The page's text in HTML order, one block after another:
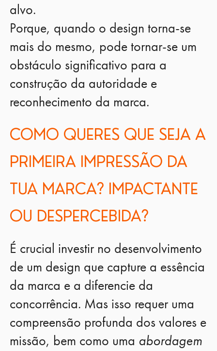
alvo.
Porque, quando o design torna-se
mais do mesmo, pode tornar-se um
obstáculo significativo para a
construção da autoridade e
reconhecimento da marca.
COMO QUERES QUE SEJA A
PRIMEIRA IMPRESSÃO DA
TUA MARCA? IMPACTANTE
OU DESPERCEBIDA?
É crucial investir no desenvolvimento
de um design que capture a essência
da marca e a diferencie da
concorrência. Mas isso requer uma
compreensão profunda dos valores e
missão, bem como uma abordagem